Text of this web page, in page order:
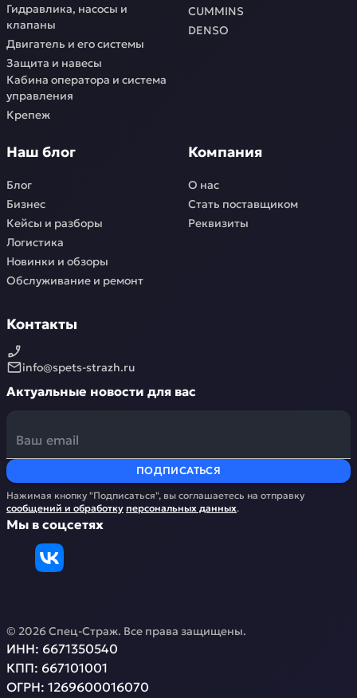
Гидравлика, насосы и
клапаны
Двигатель и его системы
Защита и навесы
Кабина оператора и система
управления
Крепеж
CUMMINS
DENSO
Наш блог
Блог
Бизнес
Кейсы и разборы
Логистика
Новинки и обзоры
Обслуживание и ремонт
Компания
О нас
Стать поставщиком
Реквизиты
Контакты
info@spets-strazh.ru
Актуальные новости для вас
ПОДПИСАТЬСЯ
Нажимая кнопку "Подписаться", вы соглашаетесь на отправку
сообщений и обработку персональных данных.
Мы в соцсетях
© 2026Спец-Страж. Все права защищены.
ИНН: 6671350540
КПП: 667101001
ОГРН: 1269600016070